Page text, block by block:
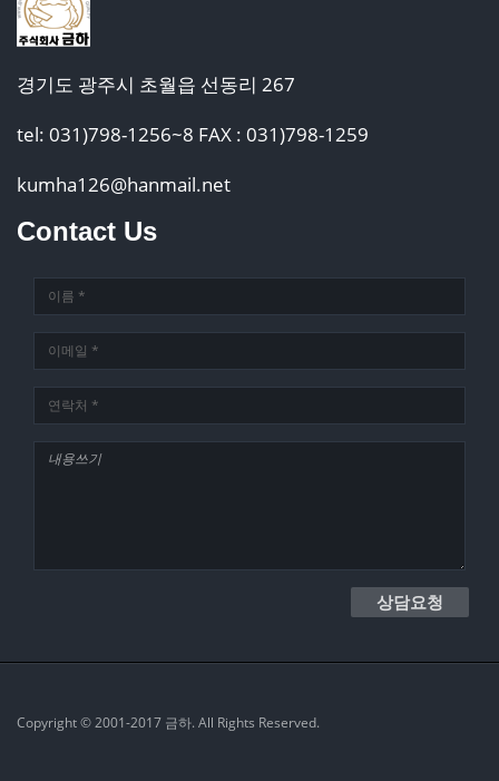
경기도 광주시 초월읍 선동리 267
tel: 031)798-1256~8 FAX : 031)798-1259
kumha126@hanmail.net
Contact Us
상담요청
Copyright © 2001-2017 금하. All Rights Reserved.